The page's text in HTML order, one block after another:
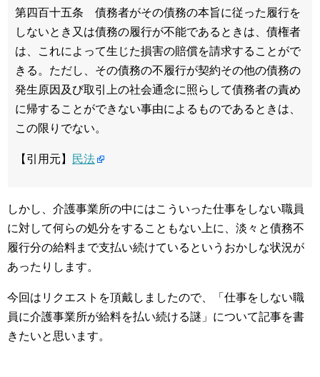
第四百十五条 債務者がその債務の本旨に従った履行を
しないとき又は債務の履行が不能であるときは、債権者
は、これによって生じた損害の賠償を請求することがで
きる。ただし、その債務の不履行が契約その他の債務の
発生原因及び取引上の社会通念に照らして債務者の責め
に帰することができない事由によるものであるときは、
この限りでない。
【引用元】 民法
しかし、介護事業所の中にはこういった仕事をしない職員
に対して何らの処分をすることもない上に、淡々と債務不
履行分の給料まで支払い続けているというおかしな状況が
あったりします。
今回はリクエストを頂戴しましたので、「仕事をしない職
員に介護事業所が給料を払い続ける謎」について記事を書
きたいと思います。